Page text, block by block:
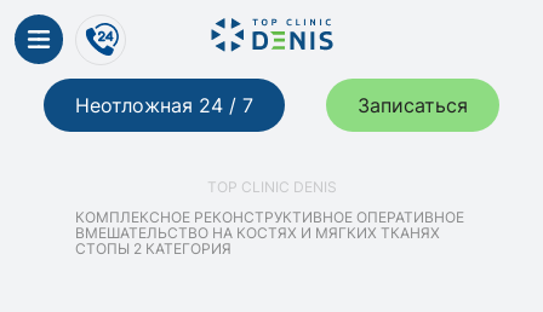
Неотложная 24 / 7 Записаться
TOP CLINIC DENIS
КОМПЛЕКСНОЕ РЕКОНСТРУКТИВНОЕ ОПЕРАТИВНОЕ
ВМЕШАТЕЛЬСТВО НА КОСТЯХ И МЯГКИХ ТКАНЯХ
СТОПЫ 2 КАТЕГОРИЯ